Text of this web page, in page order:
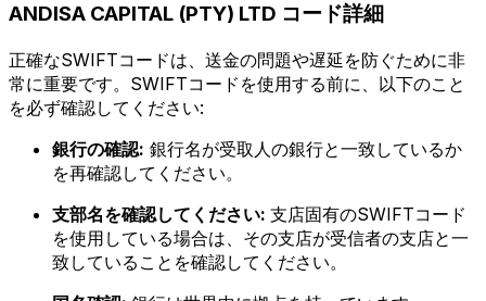
ANDISA CAPITAL (PTY) LTD コード詳細
正確なSWIFTコードは、送金の問題や遅延を防ぐために非
常に重要です。SWIFTコードを使用する前に、以下のこと
を必ず確認してください:
銀行の確認: 銀行名が受取人の銀行と一致しているか
を再確認してください。
支部名を確認してください: 支店固有のSWIFTコード
を使用している場合は、その支店が受信者の支店と一
致していることを確認してください。